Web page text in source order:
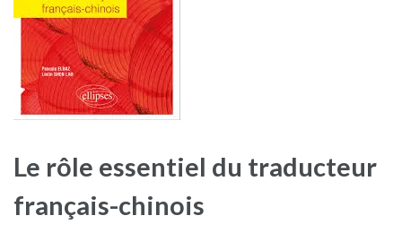
Le rôle essentiel du traducteur
français-chinois